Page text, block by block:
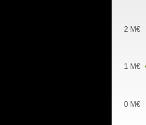
0 M€
1 M€
2 M€